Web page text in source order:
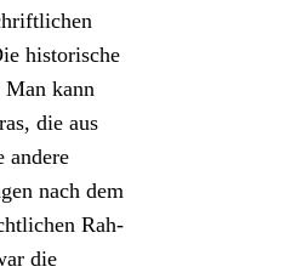
his­torische
kann
die aus
andere
nach dem
Rah­
die